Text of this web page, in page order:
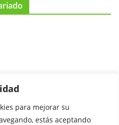
para mejorar su
estás aceptando